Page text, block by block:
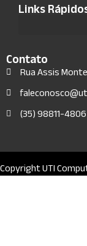
Links
Contato
Rua Assis
(35) 98811-4806
Copyright UTI